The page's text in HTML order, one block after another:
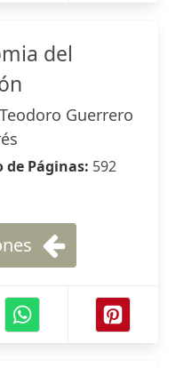
del
Teodoro Guerrero
de Páginas: 592